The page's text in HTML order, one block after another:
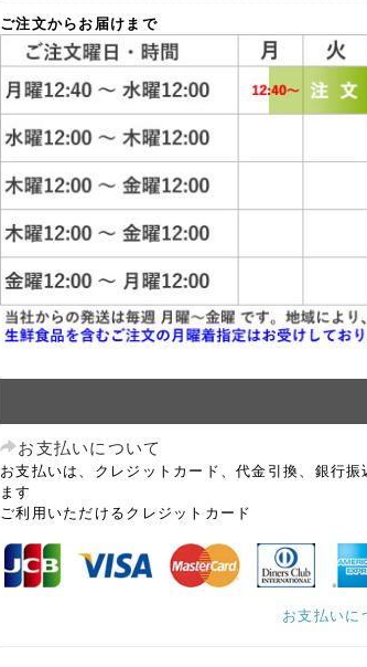
ご注文からお届けまで
お支払いについて
お支払いは、クレジットカード、代金引換、銀行振
ます
ご利用いただけるクレジットカード
お支払いに